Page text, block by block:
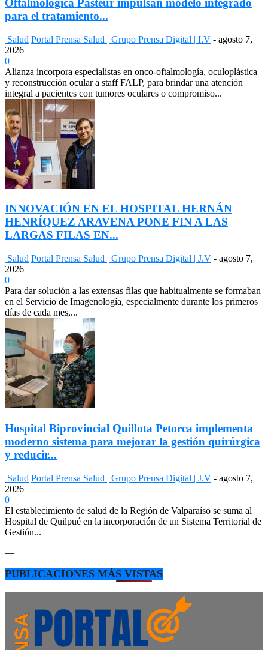
Oftalmológica Pasteur impulsan modelo integrado
para el tratamiento...
Salud Portal Prensa Salud | Grupo Prensa Digital | I.V - agosto 7,
2026
0
Alianza incorpora especialistas en onco-oftalmología, oculoplástica
y reconstrucción ocular a staff FALP, para brindar una atención
integral a pacientes con tumores oculares o compromiso...
INNOVACIÓN EN EL HOSPITAL HERNÁN
HENRÍQUEZ ARAVENA PONE FIN A LAS
LARGAS FILAS EN...
Salud Portal Prensa Salud | Grupo Prensa Digital | J.V - agosto 7,
2026
0
Para dar solución a las extensas filas que habitualmente se formaban
en el Servicio de Imagenología, especialmente durante los primeros
días de cada mes,...
Hospital Biprovincial Quillota Petorca implementa
moderno sistema para mejorar la gestión quirúrgica
y reducir...
Salud Portal Prensa Salud | Grupo Prensa Digital | J.V - agosto 7,
2026
0
El establecimiento de salud de la Región de Valparaíso se suma al
Hospital de Quilpué en la incorporación de un Sistema Territorial de
Gestión...
—
PUBLICACIONES MÁS VISTAS